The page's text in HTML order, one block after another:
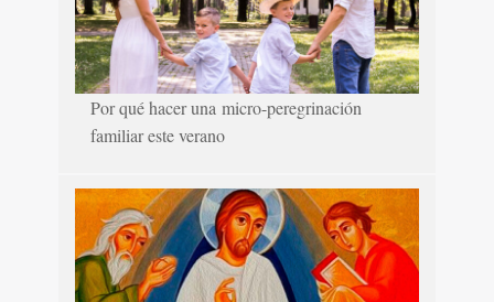
Por qué hacer una micro-peregrinación
familiar este verano